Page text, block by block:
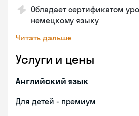
Обладает сертификатом
немецкому языку
Читать дальше
Услуги и цены
Английский язык
Для детей - премиум